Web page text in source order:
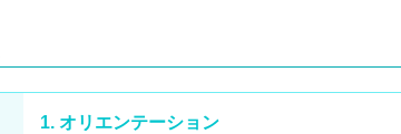
1. オリエンテーション